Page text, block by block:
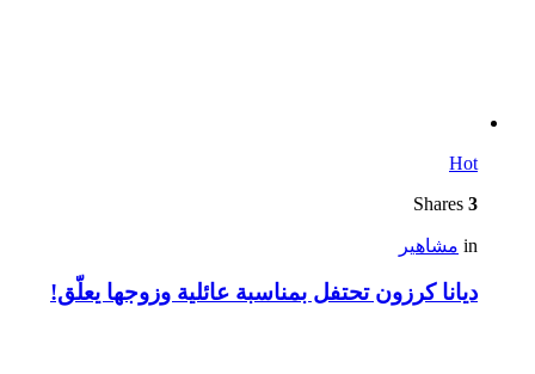
Hot
3
in مشاهير
ديانا كرزون تحتفل بمناسبة عائلية وزوجها يعلّق!